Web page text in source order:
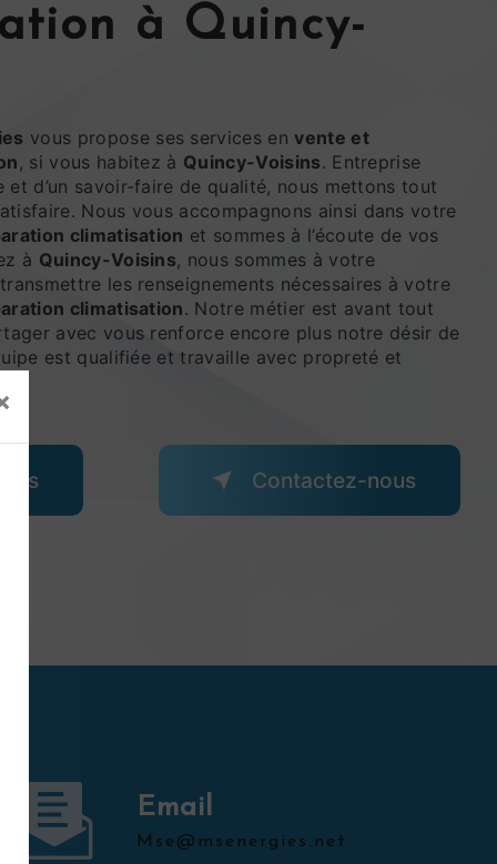
à Quincy-
vous propose ses services envente et
, si vous habitez à Quincy-Voisins. Entreprise
et d’un savoir-faire de qualité, nous mettons tout
Nous vous accompagnons ainsi dans votre
climatisation et sommes à l’écoute de vos
à Quincy-Voisins, nous sommes à votre
les renseignements nécessaires à votre
climatisation. Notre métier est avant tout
avec vous renforce encore plus notre désir de
est qualifiée et travaille avec propreté et
Contactez-nous
Email
mse@msenergies.net